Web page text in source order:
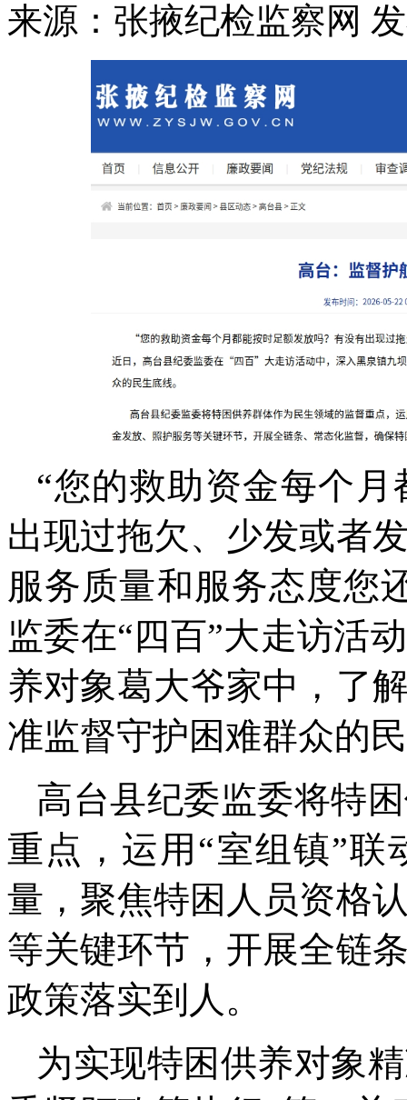
来源：张掖纪检监察网
“您的救助资金每个
出现过拖欠、少发或者
服务质量和服务态度您
监委在“四百”大走访活
养对象葛大爷家中，了
准监督守护困难群众的
高台县纪委监委将特
重点，运用“室组镇”
量，聚焦特困人员资格
等关键环节，开展全链
政策落实到人。
为实现特困供养对象